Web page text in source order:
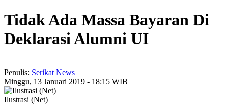
Tidak Ada Massa Bayaran Di
Deklarasi Alumni UI
Penulis: Serikat News
Minggu, 13 Januari 2019 - 18:15 WIB
Ilustrasi (Net)